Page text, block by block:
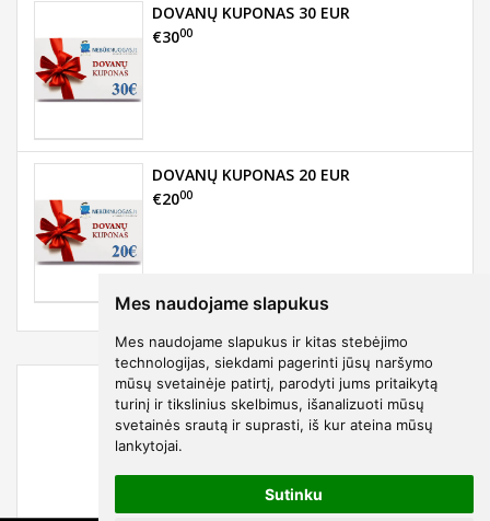
Mes naudojame slapukus
Mes naudojame slapukus ir kitas stebėjimo
technologijas, siekdami pagerinti jūsų naršymo
mūsų svetainėje patirtį, parodyti jums pritaikytą
turinį ir tikslinius skelbimus, išanalizuoti mūsų
svetainės srautą ir suprasti, iš kur ateina mūsų
lankytojai.
Sutinku
DOVANŲ KUPONAS 30 EUR
€3000
DOVANŲ KUPONAS 20 EUR
€2000